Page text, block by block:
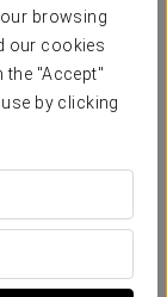
browsing
our cookies
the "Accept"
by clicking
пребывания в
«Камп Ноу»,
в
по